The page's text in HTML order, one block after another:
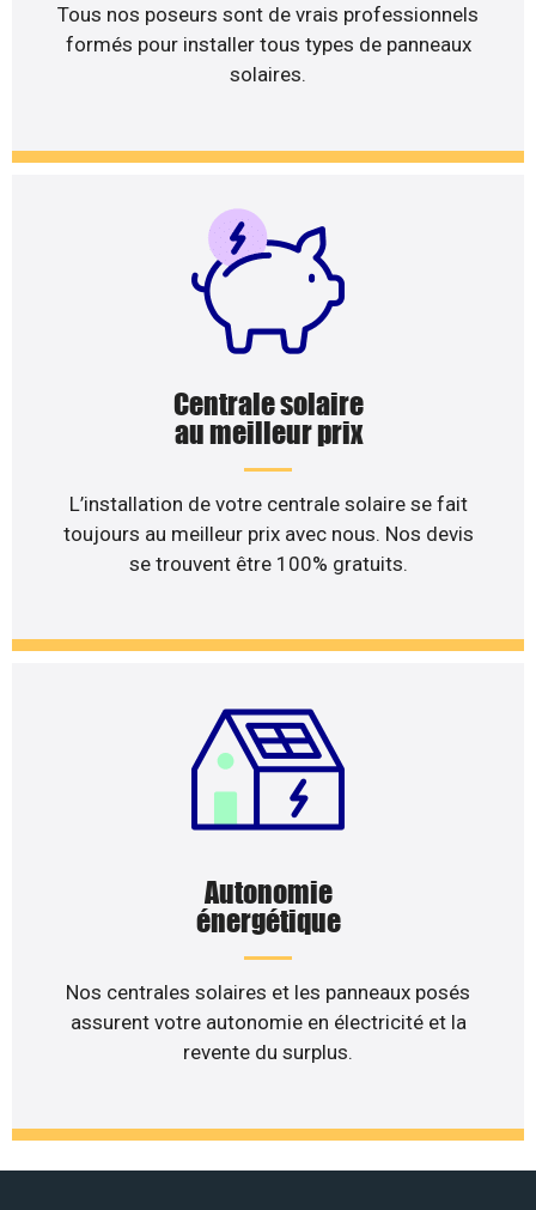
Tous nos poseurs sont de vrais professionnels
formés pour installer tous types de panneaux
solaires.
Centrale solaire
au meilleur prix
L’installation de votre centrale solaire se fait
toujours au meilleur prix avec nous. Nos devis
se trouvent être 100% gratuits.
Autonomie
énergétique
Nos centrales solaires et les panneaux posés
assurent votre autonomie en électricité et la
revente du surplus.